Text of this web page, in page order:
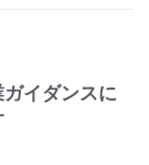
ガイダンスに